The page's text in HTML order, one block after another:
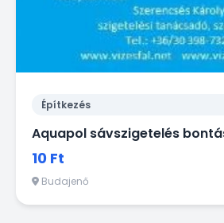
Építkezés
10 Ft
Budajenő